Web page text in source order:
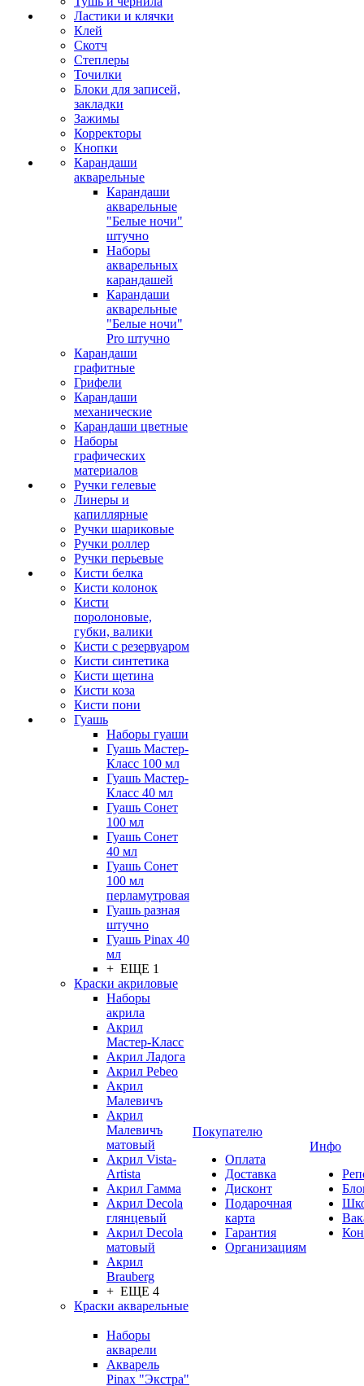
Ластики и клячки
Клей
Скотч
Степлеры
Точилки
Блоки для записей,
закладки
Зажимы
Корректоры
Кнопки
Карандаши
акварельные
Карандаши
акварельные
"Белые ночи"
штучно
Наборы
акварельных
карандашей
Карандаши
акварельные
"Белые ночи"
Pro штучно
Карандаши
графитные
Грифели
Карандаши
механические
Карандаши цветные
Наборы
графических
материалов
Ручки гелевые
Линеры и
капиллярные
Ручки шариковые
Ручки роллер
Ручки перьевые
Кисти белка
Кисти колонок
Кисти
поролоновые,
губки, валики
Кисти с резервуаром
Кисти синтетика
Кисти щетина
Кисти коза
Кисти пони
Гуашь
Наборы гуаши
Гуашь Мастер-
Класс 100 мл
Гуашь Мастер-
Класс 40 мл
Гуашь Сонет
100 мл
Гуашь Сонет
40 мл
Гуашь Сонет
100 мл
перламутровая
Гуашь разная
штучно
Гуашь Pinax 40
мл
+ ЕЩЕ 1
Краски акриловые
Наборы
акрила
Акрил
Мастер-Класс
Акрил Ладога
Акрил Pebeo
Акрил
Малевичъ
Акрил
Малевичъ
матовый
Акрил Vista-
Artista
Акрил Гамма
Акрил Decola
глянцевый
Акрил Decola
матовый
Акрил
Brauberg
+ ЕЩЕ 4
Краски акварельные
Наборы
акварели
Акварель
Pinax "Экстра"
Покупателю
Оплата
Доставка
Дисконт
Подарочная
карта
Гарантия
Организациям
Инфо